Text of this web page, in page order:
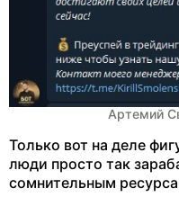
Артемий
Только вот на деле
люди просто так
сомнительным